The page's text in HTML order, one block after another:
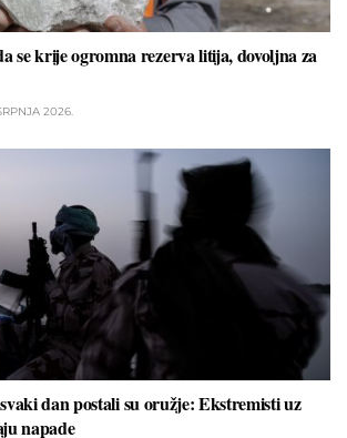
se krije ogromna rezerva litija, dovoljna za
2026.
dan postali su oružje: Ekstremisti uz
napade